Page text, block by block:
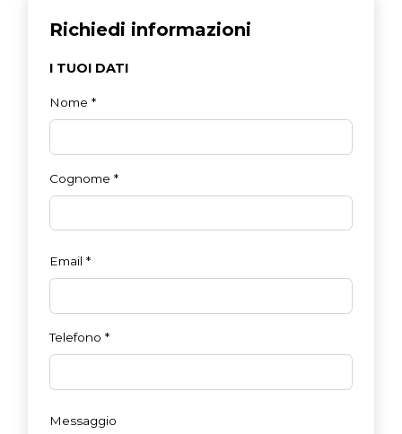
Richiedi informazioni
I TUOI DATI
Nome *
Cognome *
Email *
Telefono *
Messaggio